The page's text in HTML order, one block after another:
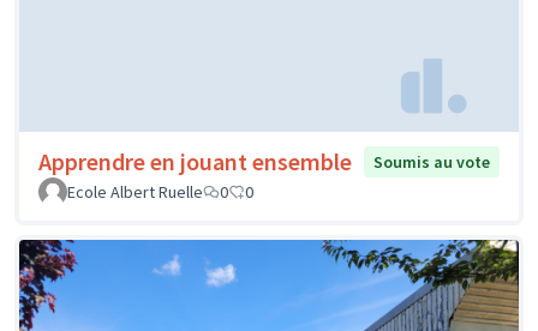
Apprendre en jouant ensemble
Soumis au vote
Ecole Albert Ruelle
0 0